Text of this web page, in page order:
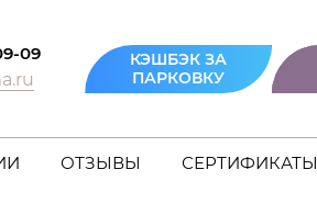
09
КЭШБЭК ЗА
ПАРКОВКУ
ОТЗЫВЫ СЕРТИФИКАТЫ